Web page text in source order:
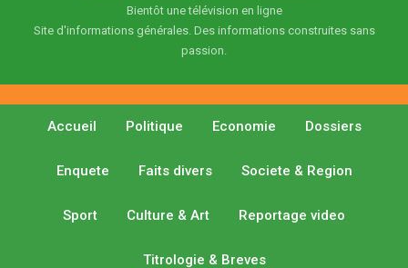
Bientôt une télévision en ligne
Site d'informations générales. Des informations construites sans
passion.
Accueil Politique Economie Dossiers
Enquete Faits divers Societe & Region
Sport Culture & Art Reportage video
Titrologie & Breves